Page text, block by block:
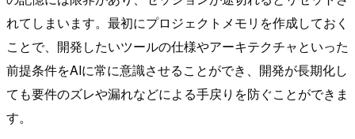
れてしまいます。最初にプロジェクトメモリを作成しておく
ことで、開発したいツールの仕様やアーキテクチャといった
前提条件をAIに常に意識させることができ、開発が長期化し
ても要件のズレや漏れなどによる手戻りを防ぐことができま
す。